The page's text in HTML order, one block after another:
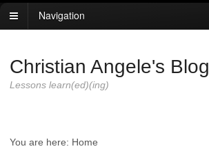
Navigation
Christian Angele's Blog
Lessons learn(ed)(ing)
You are here: Home